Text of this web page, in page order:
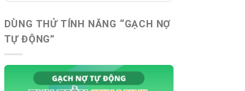
DÙNG THỬ TÍNH NĂNG “GẠCH NỢ
TỰ ĐỘNG”